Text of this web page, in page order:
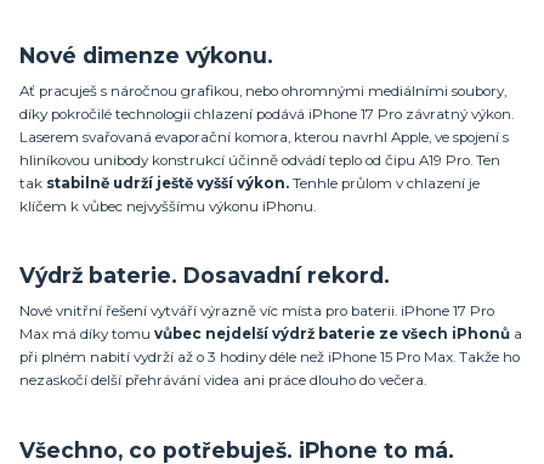
Nové dimenze výkonu.
Ať pracuješ s náročnou grafikou, nebo ohromnými mediálními soubory,
díky pokročilé technologii chlazení podává iPhone 17 Pro závratný výkon.
Laserem svařovaná evaporační komora, kterou navrhl Apple, ve spojení s
hliníkovou unibody konstrukcí účinně odvádí teplo od čipu A19 Pro. Ten
tak stabilně udrží ještě vyšší výkon. Tenhle průlom v chlazení je
klíčem k vůbec nejvyššímu výkonu iPhonu.
Výdrž baterie. Dosavadní rekord.
Nové vnitřní řešení vytváří výrazně víc místa pro baterii. iPhone 17 Pro
Max má díky tomu vůbec nejdelší výdrž baterie ze všech iPhonů a
při plném nabití vydrží až o 3 hodiny déle než iPhone 15 Pro Max. Takže ho
nezaskočí delší přehrávání videa ani práce dlouho do večera.
Všechno, co potřebuješ. iPhone to má.